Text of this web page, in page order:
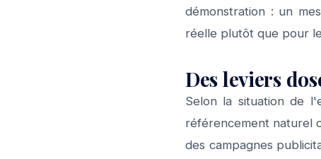
démonstration : un
réelle plutôt que pour
Des leviers
Selon la situation de
référencement naturel
des campagnes